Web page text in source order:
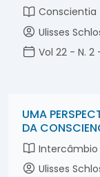
Projeção
Projeção de
Pré-
Variável
Verbete
Visão
Vontade
Conscientia
Ulisses
Vol 22 - N. 2
UMA
DA
Intercâmbio
Ulisses